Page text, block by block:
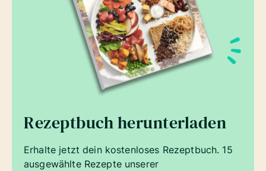
Rezeptbuch herunterladen
Erhalte jetzt dein kostenloses Rezeptbuch. 15
ausgewählte Rezepte unserer